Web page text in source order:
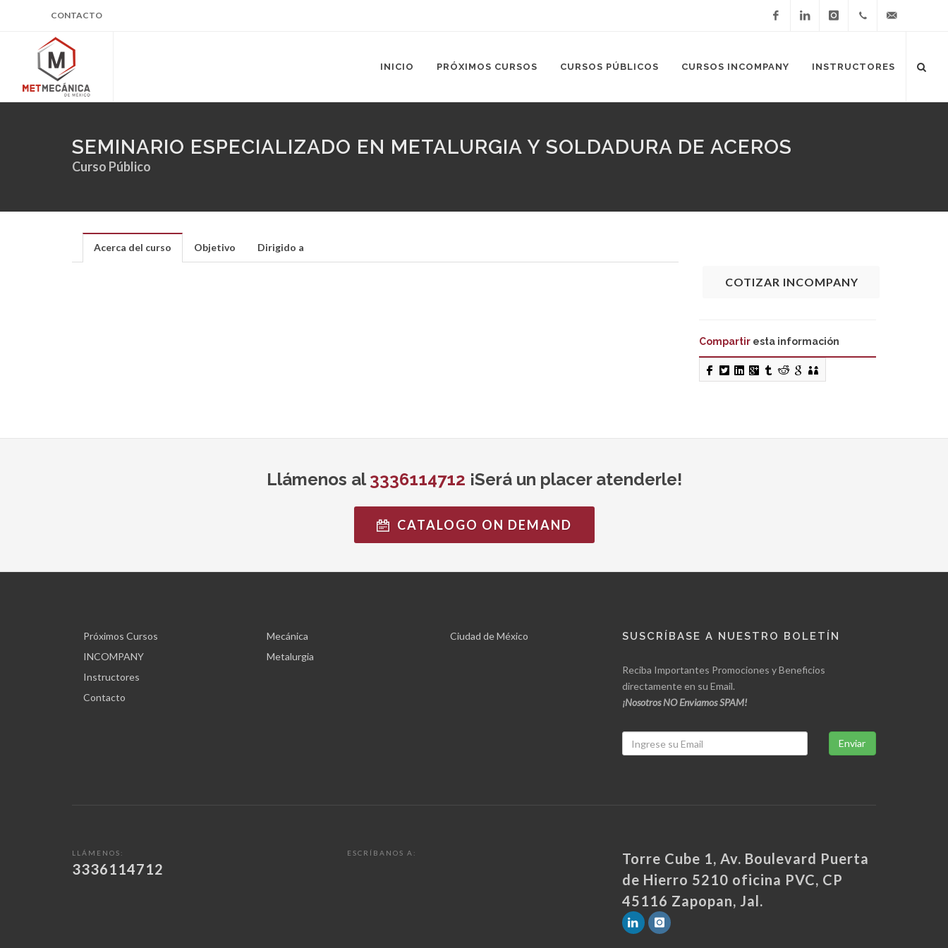
CONTACTO
INICIO PRÓXIMOS CURSOS CURSOS PÚBLICOS CURSOS INCOMPANY INSTRUCTORES
SEMINARIO ESPECIALIZADO EN METALURGIA Y SOLDADURA DE ACEROS
Curso Público
Acerca del curso Objetivo Dirigido a
COTIZAR INCOMPANY
Compartir esta información
Llámenos al3336114712 ¡Será un placer atenderle!
CATALOGO ON DEMAND
Próximos Cursos
INCOMPANY
Instructores
Contacto
Mecánica
Metalurgia
Ciudad de México SUSCRÍBASE A NUESTRO BOLETÍN
Reciba Importantes Promociones y Beneficios
directamente en su Email.
¡Nosotros NO Enviamos SPAM!
Enviar
LLÁMENOS:
3336114712
ESCRÍBANOS A:
Torre Cube 1, Av. Boulevard Puerta
de Hierro 5210 oficina PVC, CP
45116 Zapopan, Jal.